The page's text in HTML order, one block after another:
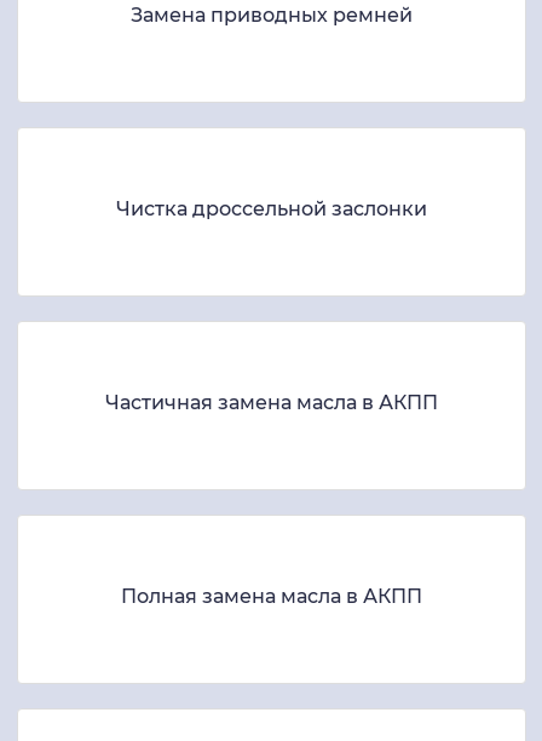
Замена приводных ремней
Чистка дроссельной заслонки
Частичная замена масла в АКПП
Полная замена масла в АКПП